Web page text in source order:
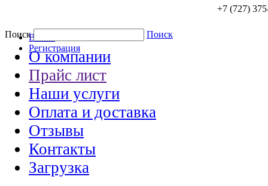
+7 (727)
Войти
Регистрация
Поиск Поиск
О компании
Прайс лист
Наши услуги
Оплата и доставка
Отзывы
Контакты
Загрузка